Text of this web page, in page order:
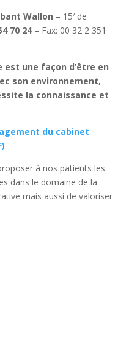
Wallon – 15′ de
70 24– Fax: 00 32 2 351
est une façon d’être en
son environnement,
la connaissance et
du cabinet
à nos patients les
dans le domaine de la
mais aussi de valoriser